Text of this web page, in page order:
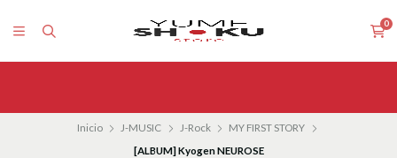
0
Inicio J-MUSIC J-Rock
MY FIRST STORY
[ALBUM] Kyogen NEUROSE